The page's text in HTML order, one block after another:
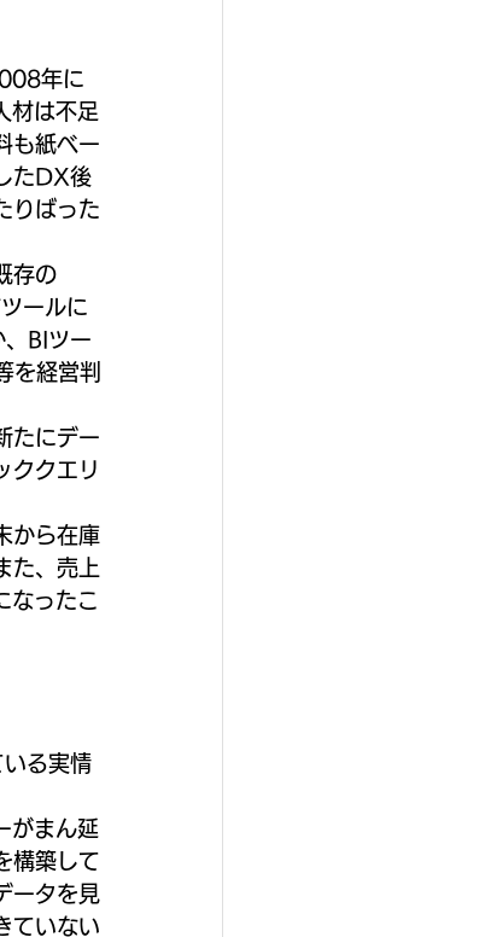
年に
材は不足
も紙ベー
たDX後
りばった
存の
ールに
BIツー
を経営判
たにデー
ククエリ
から在庫
た、売上
なったこ
る実情
がまん延
構築して
ータを見
ていない